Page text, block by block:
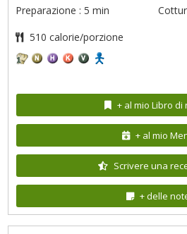
Preparazione : 5 min
510 calorie/porzione
+ al mio Libro di
+ al mio
Scrivere una
+ delle